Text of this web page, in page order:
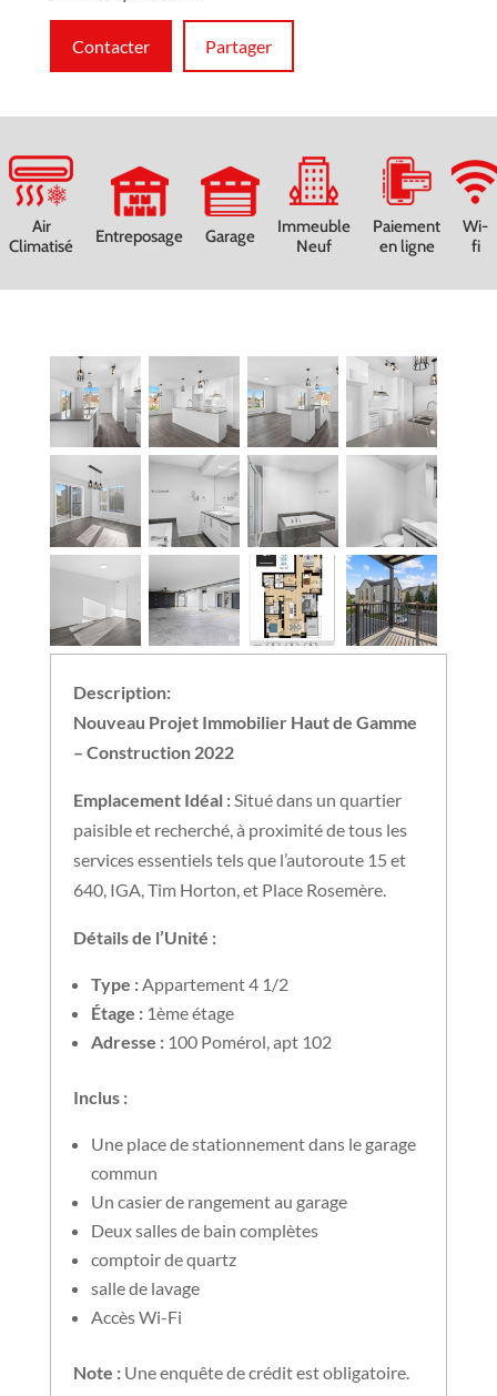
Contacter Partager
Air
Climatisé
Entreposage Garage
Immeuble
Neuf
Paiement
en ligne
Wi-
fi
Description:
Nouveau Projet Immobilier Haut de Gamme
– Construction 2022
Emplacement Idéal :Situé dans un quartier
paisible et recherché, à proximité de tous les
services essentiels tels que l’autoroute 15 et
640, IGA, Tim Horton, et Place Rosemère.
Détails de l’Unité :
Type :Appartement 4 1/2
Étage :1ème étage
Adresse :100 Pomérol, apt 102
Inclus :
Une place de stationnement dans le garage
commun
Un casier de rangement au garage
Deux salles de bain complètes
comptoir de quartz
salle de lavage
Accès Wi-Fi
Note :Une enquête de crédit est obligatoire.